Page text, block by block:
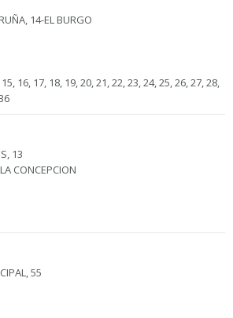
14-EL BURGO
16, 17, 18, 19, 20, 21, 22, 23, 24, 25, 26, 27, 28,
13
CONCEPCION
55